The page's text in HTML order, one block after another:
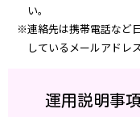
い。
※連絡先は携帯電話など
しているメールアドレ